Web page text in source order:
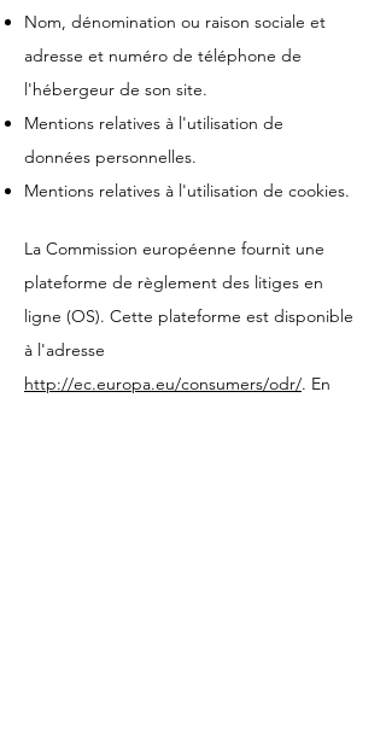
Nom, dénomination ou raison sociale et
adresse et numéro de téléphone de
l'hébergeur de son site.
Mentions relatives à l'utilisation de
données personnelles.
Mentions relatives à l'utilisation de cookies.
La Commission européenne fournit une
plateforme de règlement des litiges en
ligne (OS). Cette plateforme est disponible
à l'adresse
http://ec.europa.eu/consumers/odr/. En